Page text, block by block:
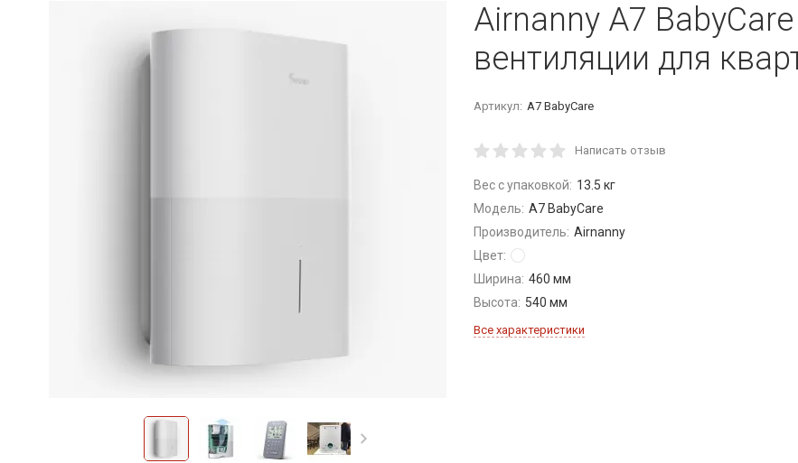
Airnanny A7
вентиляции для
Артикул: A7 BabyCare
Написать отзыв
Вес с упаковкой: 13.5 кг
Модель: A7 BabyCare
Производитель: Airnanny
Цвет:
Ширина: 460 мм
Высота: 540 мм
Все характеристики